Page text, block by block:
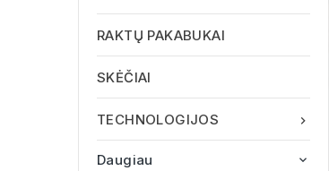
RAKTŲ PAKABUKAI
SKĖČIAI

TECHNOLOGIJOS
Daugiau 